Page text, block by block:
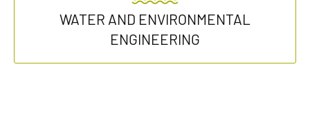
WATER AND ENVIRONMENTAL
ENGINEERING